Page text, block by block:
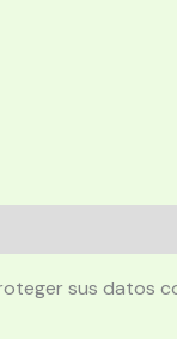
sus datos